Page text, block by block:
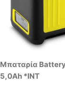
Μπαταρία
5,0Ah *INT